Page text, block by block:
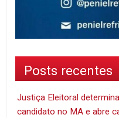
Posts recentes
Justiça Eleitoral
candidato no MA e abre